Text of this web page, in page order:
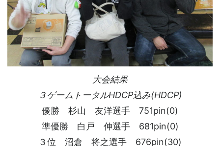
大会結果
３ゲームトータルHDCP込み(HDCP)
優勝 杉山 友洋選手 751pin(0)
準優勝 白戸 伸選手 681pin(0)
３位 沼倉 将之選手 676pin(30)